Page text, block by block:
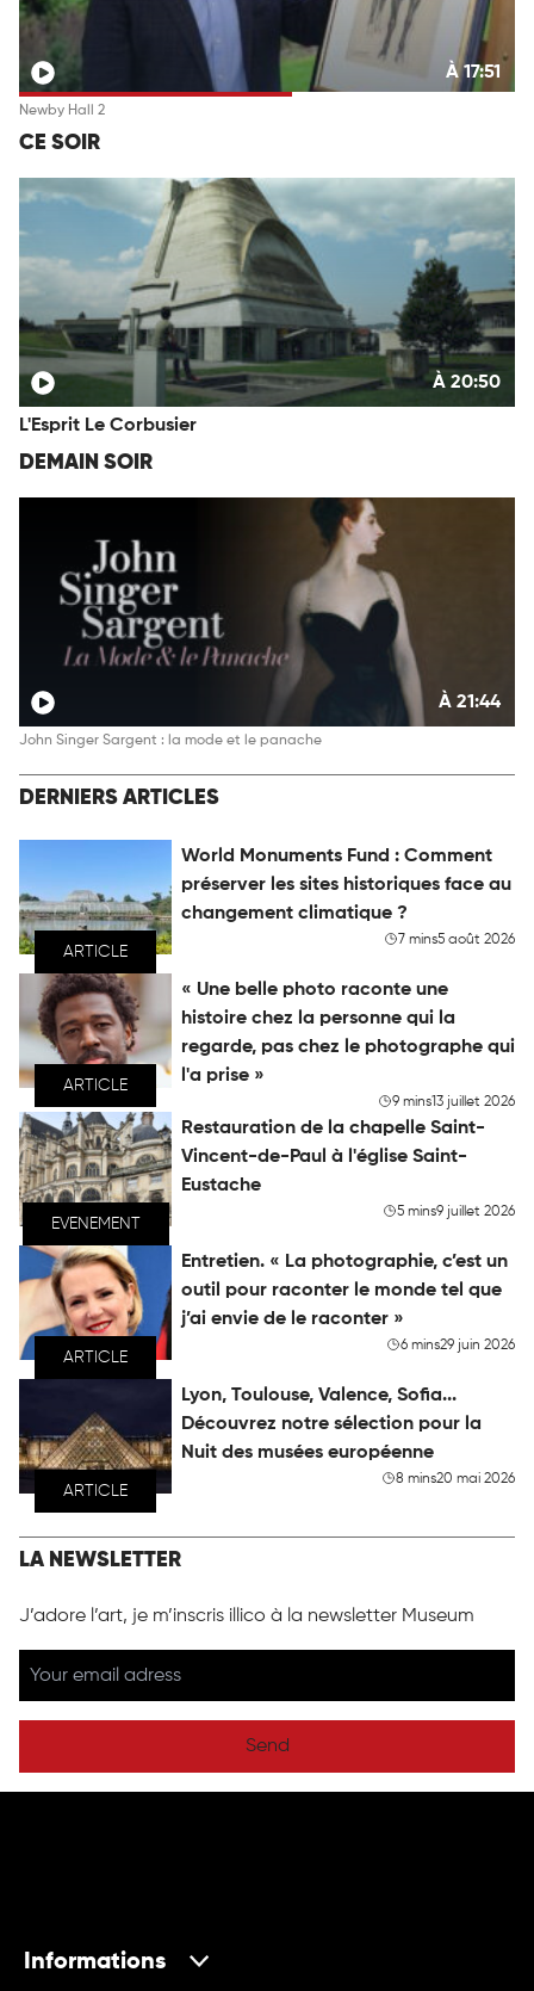
À 17:51
Newby Hall 2
CE SOIR
À 20:50
L'Esprit Le Corbusier
DEMAIN SOIR
À 21:44
John Singer Sargent : la mode et le panache
DERNIERS ARTICLES
ARTICLE
World Monuments Fund : Comment
préserver les sites historiques face au
changement climatique ?
7 mins5 août 2026
ARTICLE
« Une belle photo raconte une
histoire chez la personne qui la
regarde, pas chez le photographe qui
l'a prise »
9 mins 13 juillet 2026
EVENEMENT
Restauration de la chapelle Saint-
Vincent-de-Paul à l'église Saint-
Eustache
5 mins9 juillet 2026
ARTICLE
Entretien. « La photographie, c’est un
outil pour raconter le monde tel que
j’ai envie de le raconter »
6 mins29 juin 2026
ARTICLE
Lyon, Toulouse, Valence, Sofia...
Découvrez notre sélection pour la
Nuit des musées européenne
8 mins20 mai 2026
LA NEWSLETTER
J’adore l’art, je m’inscris illico à la newsletter Museum
Send
Informations